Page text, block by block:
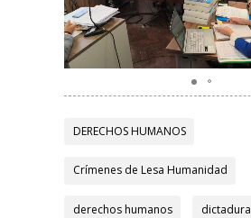
DERECHOS HUMANOS
Crímenes de Lesa Humanidad
derechos humanos dictadura